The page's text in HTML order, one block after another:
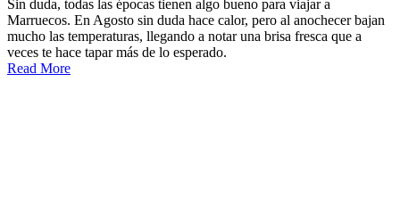
Sin duda, todas las épocas tienen algo bueno para viajar a
Marruecos. En Agosto sin duda hace calor, pero al anochecer bajan
mucho las temperaturas, llegando a notar una brisa fresca que a
veces te hace tapar más de lo esperado.
Read More